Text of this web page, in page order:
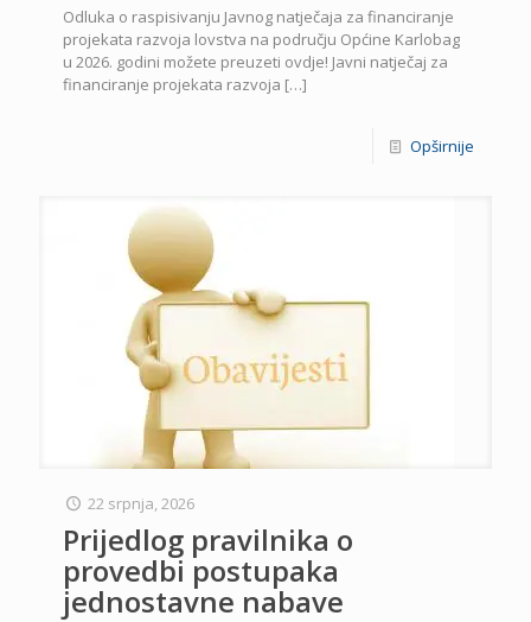
Odluka o raspisivanju Javnog natječaja za financiranje
projekata razvoja lovstva na području Općine Karlobag
u 2026. godini možete preuzeti ovdje! Javni natječaj za
financiranje projekata razvoja […]
Opširnije
22 srpnja, 2026
Prijedlog pravilnika o
provedbi postupaka
jednostavne nabave